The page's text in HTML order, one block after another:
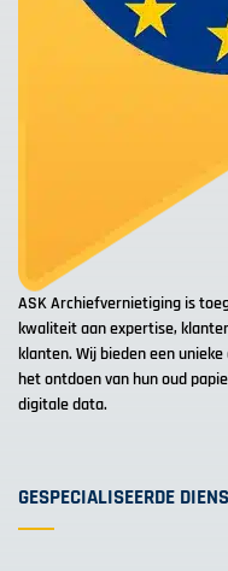
ASK Archiefvernietiging is
kwaliteit aan expertise,
klanten. Wij bieden een
het ontdoen van hun oud
digitale data.
GESPECIALISEERDE